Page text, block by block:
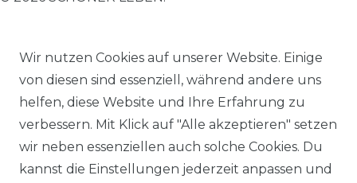
Wir nutzen Cookies auf unserer Website. Einige
von diesen sind essenziell, während andere uns
helfen, diese Website und Ihre Erfahrung zu
verbessern. Mit Klick auf "Alle akzeptieren" setzen
wir neben essenziellen auch solche Cookies. Du
kannst die Einstellungen jederzeit anpassen und
Impressum Daten­schutz­erklärung AGB